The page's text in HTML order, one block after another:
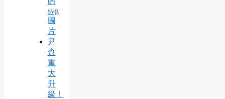
svg
圖
片
尹
倉
重
大
升
級！